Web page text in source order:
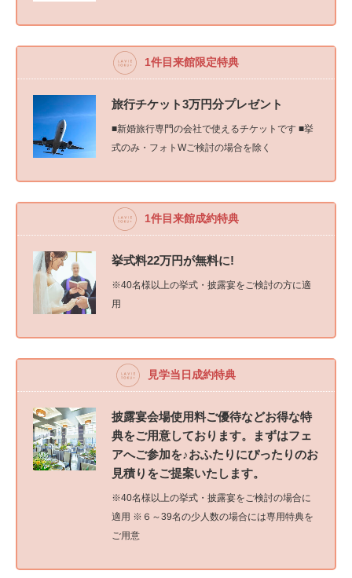
1件目来館限定特典
旅行チケット3万円分プレゼント
■新婚旅行専門の会社で使えるチケットです ■挙
式のみ・フォトWご検討の場合を除く
1件目来館成約特典
挙式料22万円が無料に!
※40名様以上の挙式・披露宴をご検討の方に適
用
見学当日成約特典
披露宴会場使用料ご優待などお得な特
典をご用意しております。まずはフェ
アへご参加を♪おふたりにぴったりのお
見積りをご提案いたします。
※40名様以上の挙式・披露宴をご検討の場合に
適用 ※６～39名の少人数の場合には専用特典を
ご用意